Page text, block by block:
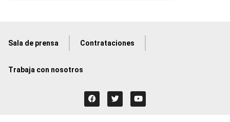
Sala de prensa Contrataciones
Trabaja con nosotros